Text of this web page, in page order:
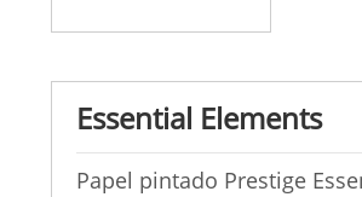
Essential Elements
Papel pintado Prestige